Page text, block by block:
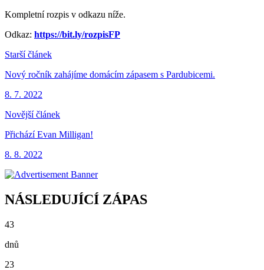
Kompletní rozpis v odkazu níže.
Odkaz: https://bit.ly/rozpisFP
Starší článek
Nový ročník zahájíme domácím zápasem s Pardubicemi.
8. 7. 2022
Novější článek
Přichází Evan Milligan!
8. 8. 2022
NÁSLEDUJÍCÍ ZÁPAS
43
dnů
23